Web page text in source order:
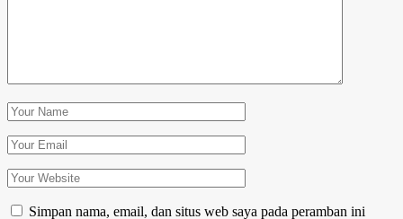
Simpan nama, email, dan situs web saya pada peramban ini